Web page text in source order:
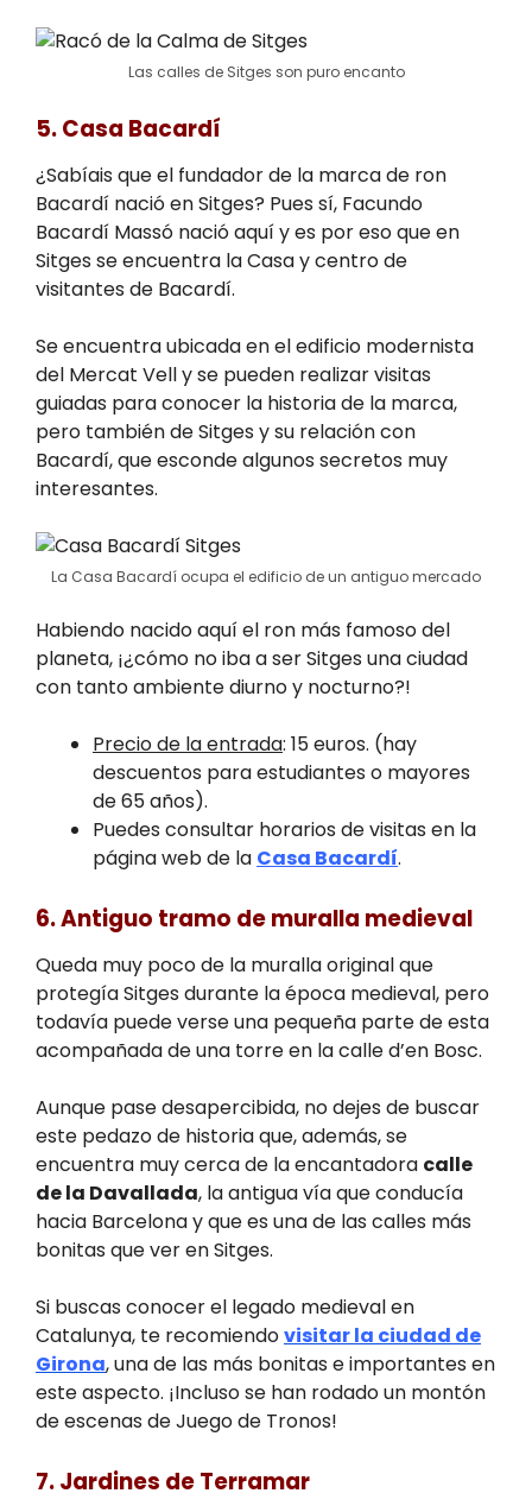
Las calles de Sitges son puro encanto
5. Casa Bacardí
¿Sabíais que el fundador de la marca de ron
Bacardí nació en Sitges? Pues sí, Facundo
Bacardí Massó nació aquí y es por eso que en
Sitges se encuentra la Casa y centro de
visitantes de Bacardí.
Se encuentra ubicada en el edificio modernista
del Mercat Vell y se pueden realizar visitas
guiadas para conocer la historia de la marca,
pero también de Sitges y su relación con
Bacardí, que esconde algunos secretos muy
interesantes.
La Casa Bacardí ocupa el edificio de un antiguo mercado
Habiendo nacido aquí el ron más famoso del
planeta, ¡¿cómo no iba a ser Sitges una ciudad
con tanto ambiente diurno y nocturno?!
Precio de la entrada: 15 euros. (hay
descuentos para estudiantes o mayores
de 65 años).
Puedes consultar horarios de visitas en la
página web de la Casa Bacardí.
6. Antiguo tramo de muralla medieval
Queda muy poco de la muralla original que
protegía Sitges durante la época medieval, pero
todavía puede verse una pequeña parte de esta
acompañada de una torre en la calle d’en Bosc.
Aunque pase desapercibida, no dejes de buscar
este pedazo de historia que, además, se
encuentra muy cerca de la encantadora calle
de la Davallada, la antigua vía que conducía
hacia Barcelona y que es una de las calles más
bonitas que ver en Sitges.
Si buscas conocer el legado medieval en
Catalunya, te recomiendovisitar la ciudad de
Girona, una de las más bonitas e importantes en
este aspecto. ¡Incluso se han rodado un montón
de escenas de Juego de Tronos!
7. Jardines de Terramar